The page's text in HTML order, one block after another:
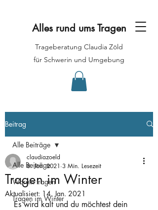
Alles rund ums Tragen
Trageberatung Claudia Zöld
für Schwerin und Umgebung
Beitrag
Alle Beiträge
Warum tragen
Tragen im Winter
Alle Beiträge
Tragen im Winter
claudiazoeld
8. Jan. 2021 3 Min. Lesezeit
Aktualisiert: 14. Jan. 2021
Es wird kalt und du möchtest dein